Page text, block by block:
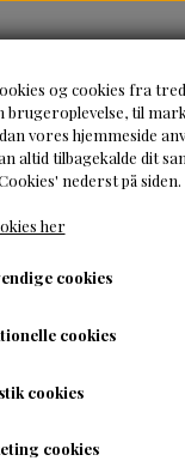
As I am
og cookies fra
brugeroplevelse, til
vores hjemmeside
altid tilbagekalde dit
nederst på siden.
her
cookies
cookies
cookies
cookies